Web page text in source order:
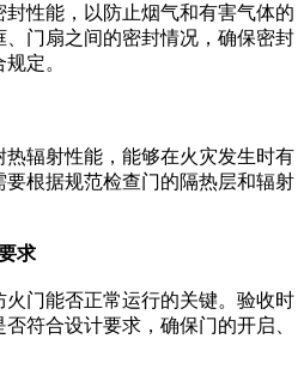
性能，以防止烟气和有害气体的
门扇之间的密封情况，确保密封
定。
辐射性能，能够在火灾发生时有
根据规范检查门的隔热层和辐射
求
门能否正常运行的关键。验收时
符合设计要求，确保门的开启、